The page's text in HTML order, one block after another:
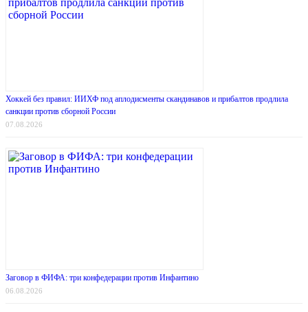
Хоккей без правил: ИИХФ под аплодисменты скандинавов и прибалтов продлила
санкции против сборной России
07.08.2026
Заговор в ФИФА: три конфедерации против Инфантино
06.08.2026